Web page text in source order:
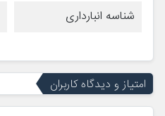
شناسه انبارداری
امتیاز و دیدگاه کاربران